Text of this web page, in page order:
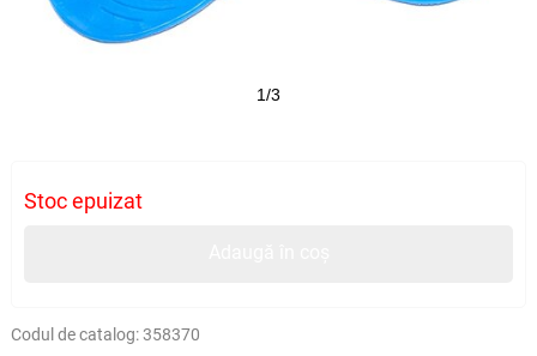
1/3
Stoc epuizat
Codul de catalog:358370